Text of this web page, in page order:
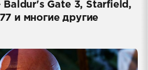
Baldur's Gate 3, Starfield,
и многие другие